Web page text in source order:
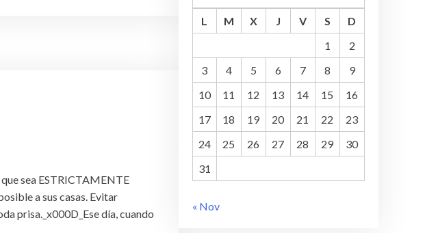
sea ESTRICTAMENTE
a sus casas. Evitar
prisa._x000D_Ese día, cuando
L M X J V S
D
1
2
3
4 5 6 7 8
9
10
11 12 13 14 15
16
17
18 19 20 21 22
23
24
25 26 27 28 29
30
31
« Nov